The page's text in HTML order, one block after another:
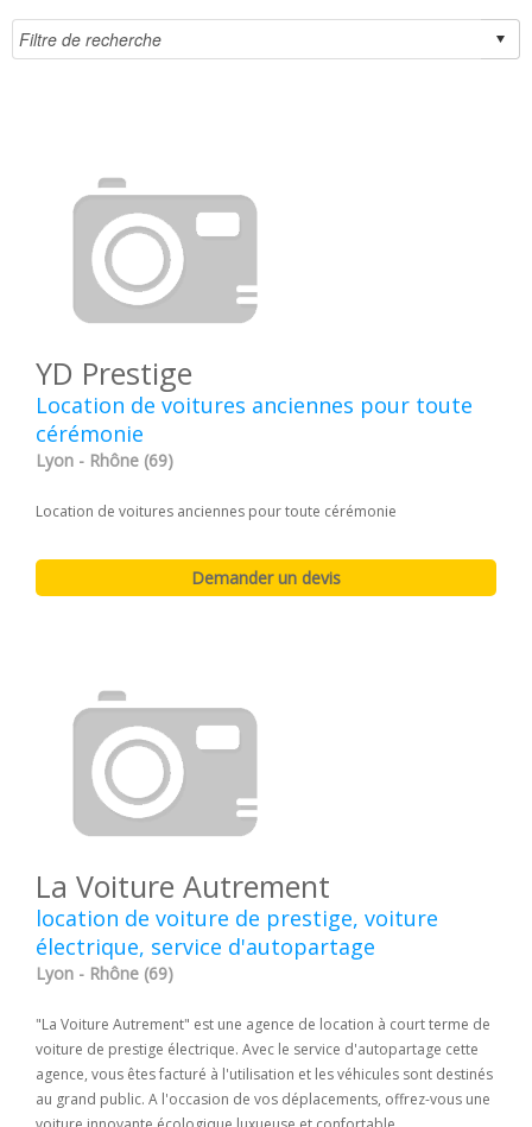
YD Prestige
Location de voitures anciennes pour toute
cérémonie
Lyon - Rhône (69)
Location de voitures anciennes pour toute cérémonie
La Voiture Autrement
location de voiture de prestige, voiture
électrique, service d'autopartage
Lyon - Rhône (69)
"La Voiture Autrement" est une agence de location à court terme de
voiture de prestige électrique. Avec le service d'autopartage cette
agence, vous êtes facturé à l'utilisation et les véhicules sont destinés
au grand public. A l'occasion de vos déplacements, offrez-vous une